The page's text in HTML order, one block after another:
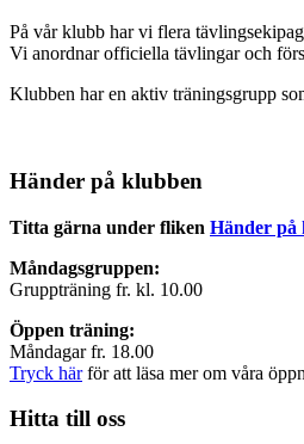
På vår klubb har vi flera
Vi anordnar officiella tävlingar och
Klubben har en aktiv träningsgrupp
Händer på klubben
Titta gärna under fliken Händer på
Måndagsgruppen:
Gruppträning fr. kl. 10.00
Öppen träning:
Måndagar fr. 18.00
Tryck härför att läsa mer om våra
Hitta till oss